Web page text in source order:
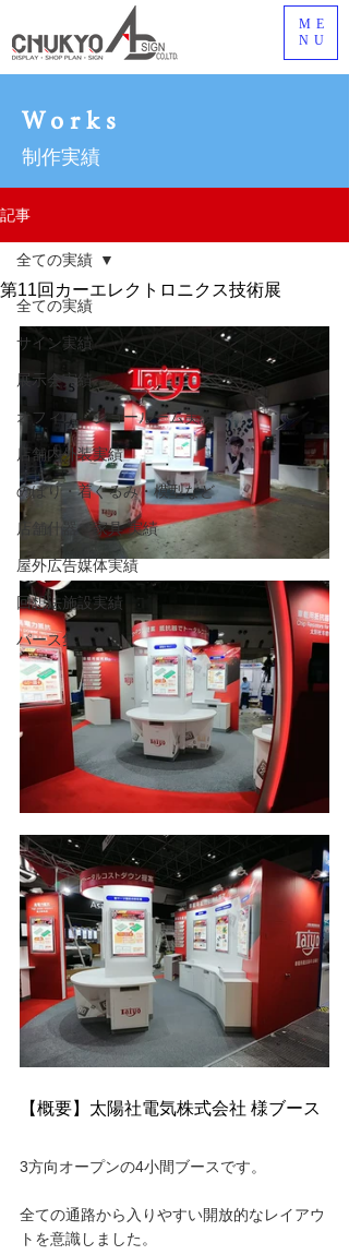
ME
NU
制作実績
Works
記事
全ての実績
サイン実績
展示会実績
オフィス・ショールーム実績
店舗内外装実績
のぼり・着ぐるみ・模型など
店舗什器・家具 実績
屋外広告媒体実績
回想法施設実績
パース集
全ての実績
第11回カーエレクトロニクス技術展
【概要】太陽社電気株式会社 様ブース
3方向オープンの4小間ブースです。
全ての通路から入りやすい開放的なレイアウ
トを意識しました。